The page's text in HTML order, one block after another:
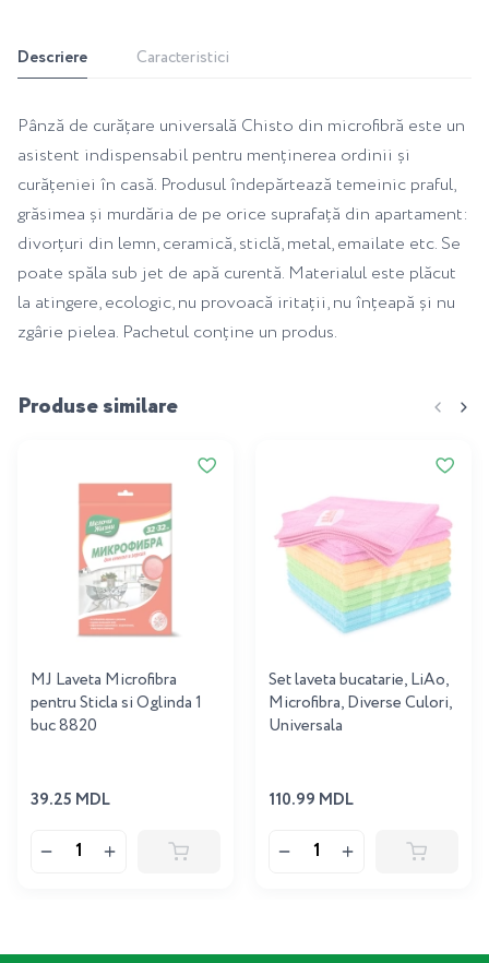
Descriere Caracteristici
Pânză de curățare universală Chisto din microfibră este un
asistent indispensabil pentru menținerea ordinii și
curățeniei în casă. Produsul îndepărtează temeinic praful,
grăsimea și murdăria de pe orice suprafață din apartament:
divorțuri din lemn, ceramică, sticlă, metal, emailate etc. Se
poate spăla sub jet de apă curentă. Materialul este plăcut
la atingere, ecologic, nu provoacă iritații, nu înțeapă și nu
zgârie pielea. Pachetul conține un produs.
Produse similare
MJ Laveta Microfibra
pentru Sticla si Oglinda 1
buc 8820
39.25 MDL
Set laveta bucatarie, LiAo,
Microfibra, Diverse Culori,
Universala
110.99 MDL